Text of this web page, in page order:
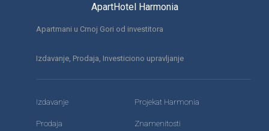
ApartHotel Harmonia
Apartmani u Crnoj Gori od investitora
Izdavanje, Prodaja, Investiciono upravljanje
Izdavanje
Prodaja
Projekat Harmonia
Znamenitosti